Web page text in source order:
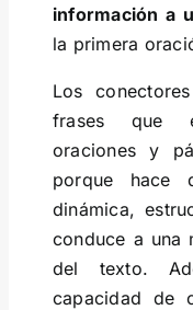
información a
la primera
Los
frases que
oraciones y
porque hace
dinámica,
conduce a una
del texto.
capacidad de